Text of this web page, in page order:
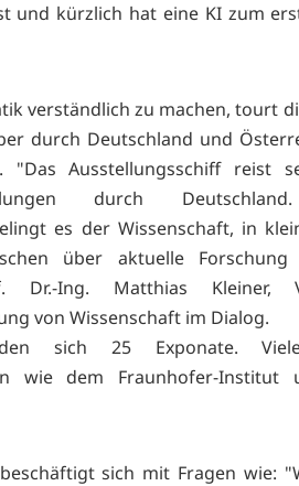
und kürzlich hat eine KI zum
verständlich zu machen, tourt
durch Deutschland und
Ausstellungsschiff reist
durch
es der Wissenschaft, in
über aktuelle
Dr.-Ing. Matthias Kleiner,
von Wissenschaft im Dialog.
sich 25 Exponate.
wie dem Fraunhofer-Institut
sich mit Fragen wie: